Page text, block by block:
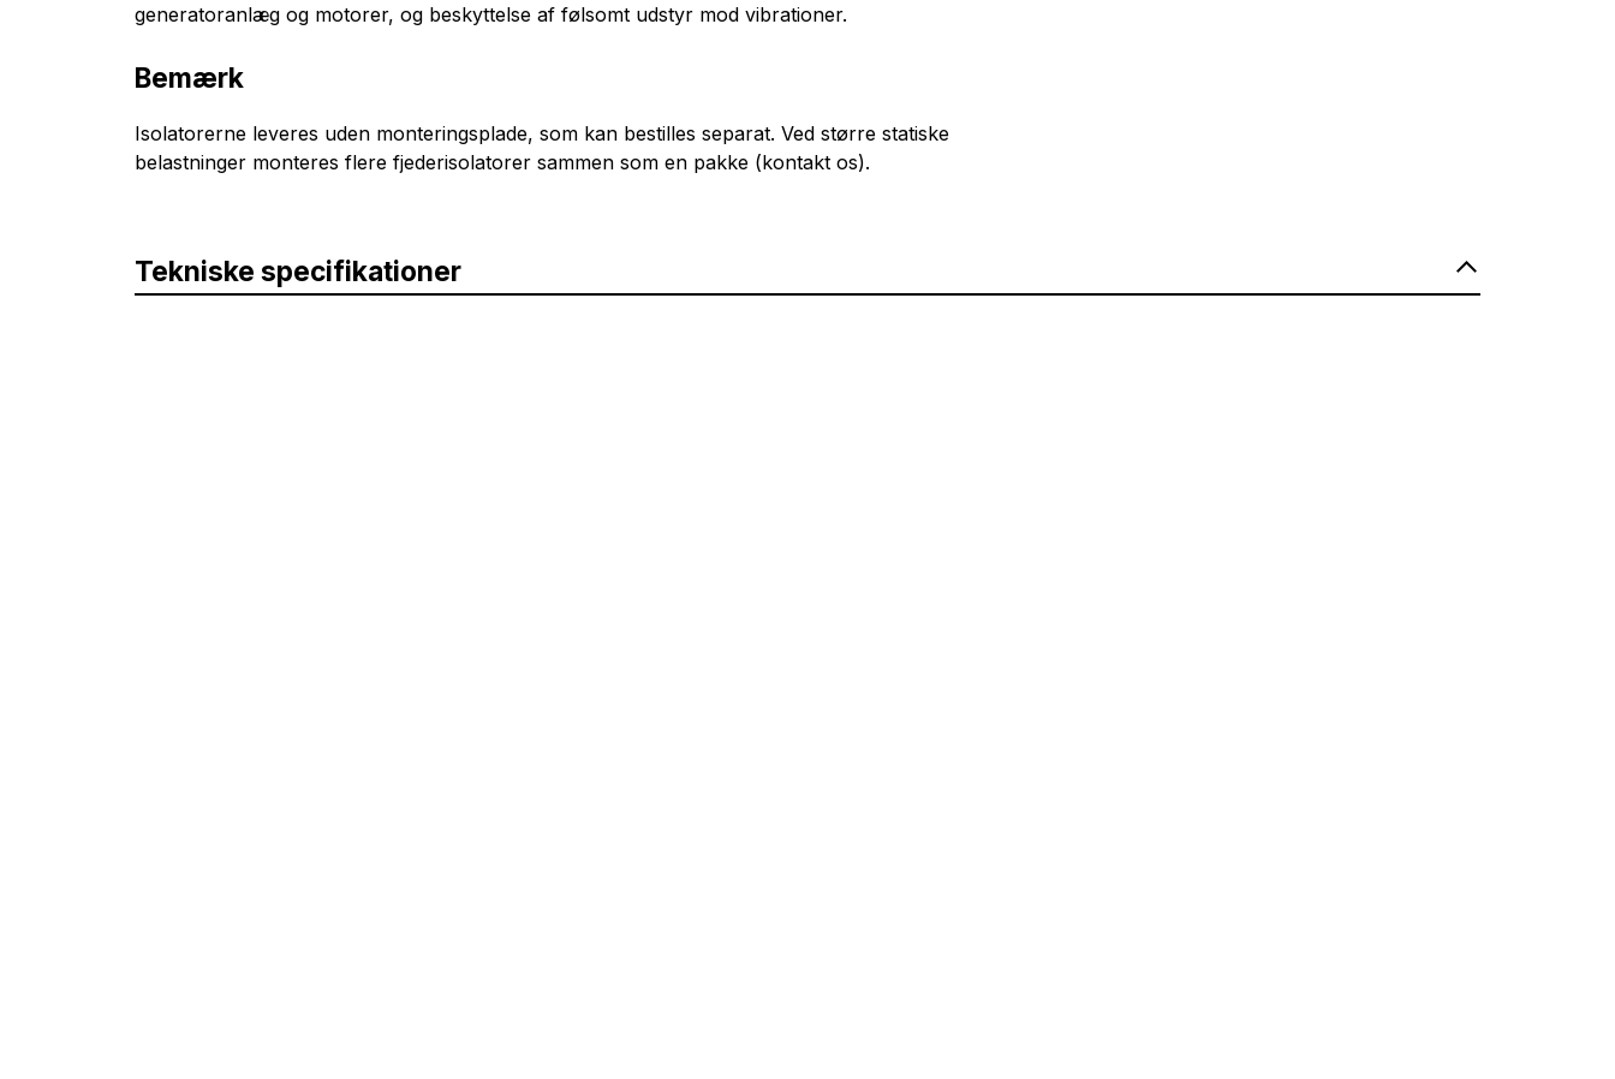
generatoranlæg og motorer, og beskyttelse af følsomt udstyr mod vibrationer.
Bemærk
Isolatorerne leveres uden monteringsplade, som kan bestilles separat. Ved større statiske
belastninger monteres flere fjederisolatorer sammen som en pakke (kontakt os).
Tekniske specifikationer